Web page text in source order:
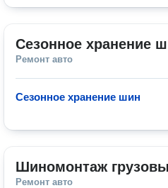
Сезонное хранение
Ремонт авто
Сезонное хранение шин
Шиномонтаж
Ремонт авто